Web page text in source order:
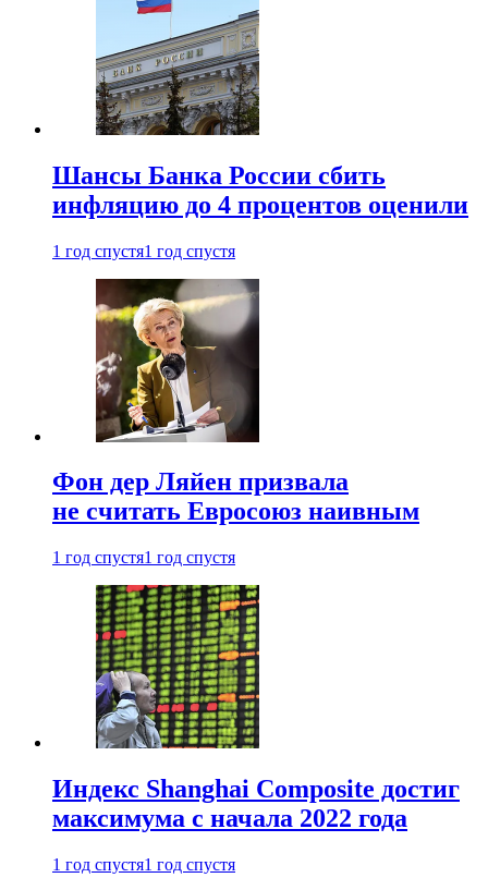
Шансы Банка России сбить
инфляцию до 4 процентов оценили
1 год спустя1 год спустя
Фон дер Ляйен призвала
не считать Евросоюз наивным
1 год спустя1 год спустя
Индекс Shanghai Composite достиг
максимума с начала 2022 года
1 год спустя1 год спустя